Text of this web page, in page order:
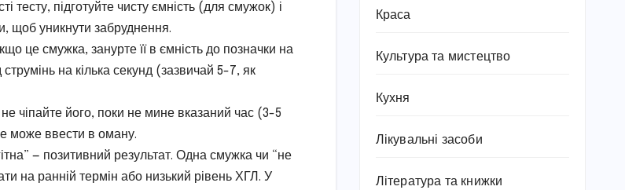
тесту, підготуйте чисту ємність (для смужок) і
щоб уникнути забруднення.
це смужка, занурте її в ємність до позначки на
на кілька секунд (зазвичай 5-7, як
чіпайте його, поки не мине вказаний час (3-5
може ввести в оману.
— позитивний результат. Одна смужка чи “не
на ранній термін або низький рівень ХГЛ. У
Краса
Культура та мистецтво
Кухня
Лікувальні засоби
Література та книжки